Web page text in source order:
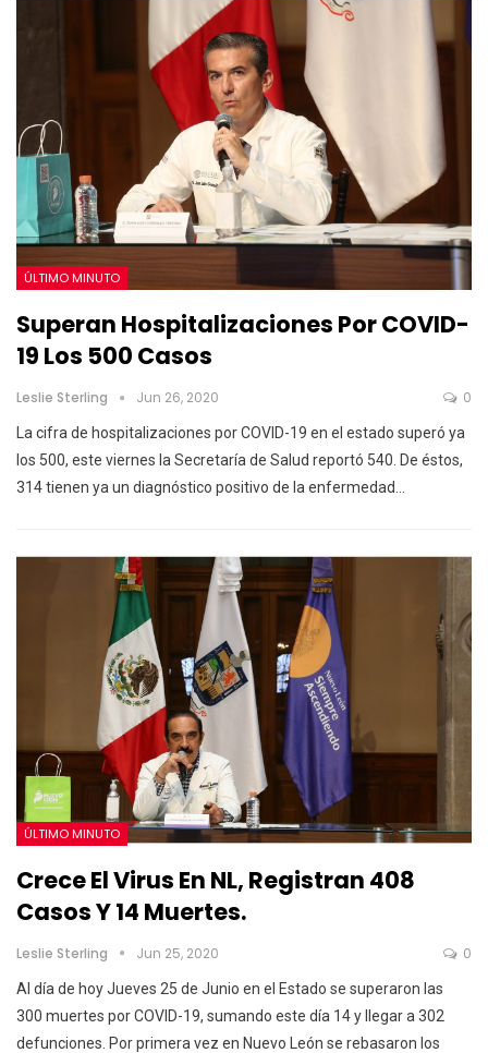
ÚLTIMO MINUTO
Superan Hospitalizaciones Por COVID-
19 Los 500 Casos
Leslie Sterling Jun 26, 2020 0
La cifra de hospitalizaciones por COVID-19 en el estado superó ya
los 500, este viernes la Secretaría de Salud reportó 540. De éstos,
314 tienen ya un diagnóstico positivo de la enfermedad…
ÚLTIMO MINUTO
Crece El Virus En NL, Registran 408
Casos Y 14 Muertes.
Leslie Sterling Jun 25, 2020 0
Al día de hoy Jueves 25 de Junio en el Estado se superaron las
300 muertes por COVID-19, sumando este día 14 y llegar a 302
defunciones. Por primera vez en Nuevo León se rebasaron los